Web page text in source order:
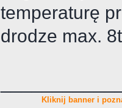
temperaturę
drodze max.
Kliknij banner i